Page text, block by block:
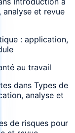
et revue
: application,
au travail
dans Types de
analyse et
de risques pour